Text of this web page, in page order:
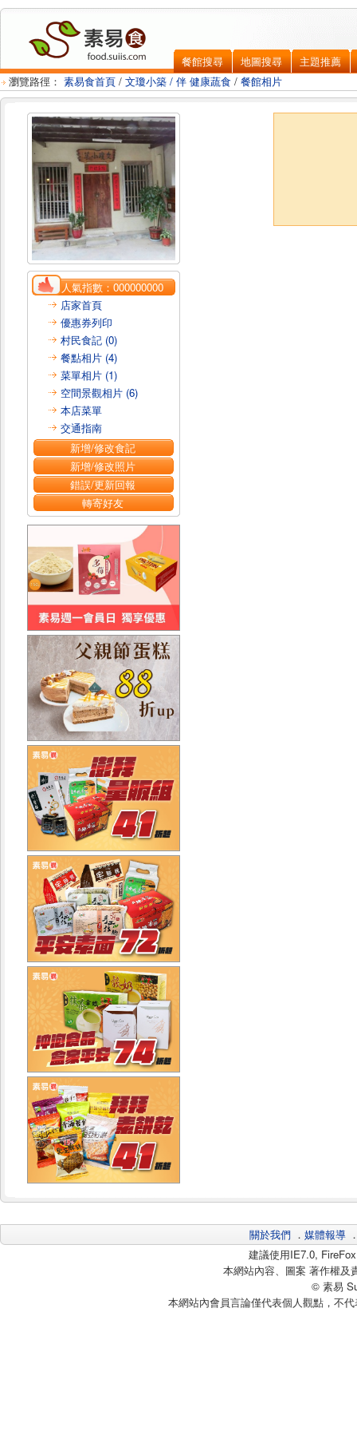
餐館搜尋 地圖搜尋
主題推薦
瀏覽路徑： 素易食首頁 / 文瓊小築 / 伴 健康蔬食 / 餐館相片
人氣指數：000000000
店家首頁
優惠券列印
村民食記 (0)
餐點相片 (4)
菜單相片 (1)
空間景觀相片 (6)
本店菜單
交通指南
新增/修改食記
新增/修改照片
錯誤/更新回報
轉寄好友
關於我們 ． 媒體報導
建議使用IE7.0,
本網站內容、圖案 著作權及
© 素易
本網站內會員言論僅代表個人觀點，不